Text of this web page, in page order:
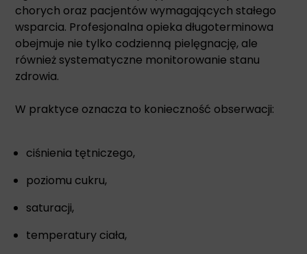
chorych oraz pacjentów wymagających stałego
wsparcia. Profesjonalna opieka długoterminowa
obejmuje nie tylko codzienną pielęgnację, ale
również systematyczne monitorowanie stanu
zdrowia.
W praktyce oznacza to konieczność obserwacji:
ciśnienia tętniczego,
poziomu cukru,
saturacji,
temperatury ciała,